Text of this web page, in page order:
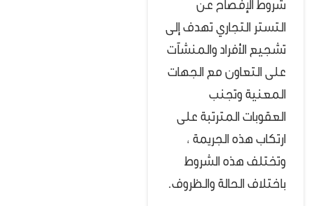
شروط الإفصاح عن
التستر التجاري تهدف إلى
تشجيع الأفراد والمنشآت
على التعاون مع الجهات
المعنية وتجنب
العقوبات المترتبة على
ارتكاب هذه الجريمة ،
وتختلف هذه الشروط
باختلاف الحالة والظروف.